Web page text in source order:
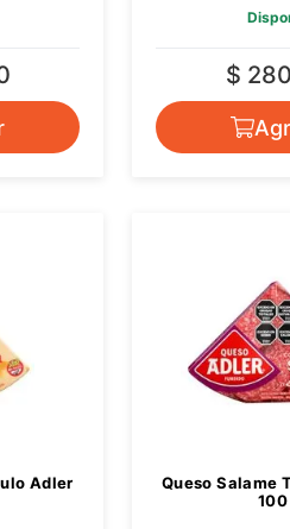
$
Adler
Queso Salame
100